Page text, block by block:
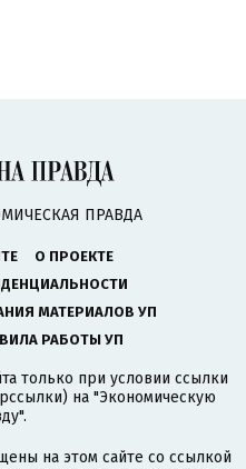
ПРАВДА
О ПРОЕКТЕ
МАТЕРИАЛОВ УП
РАБОТЫ УП
только при условии ссылки
на "Экономическую
на этом сайте со ссылкой